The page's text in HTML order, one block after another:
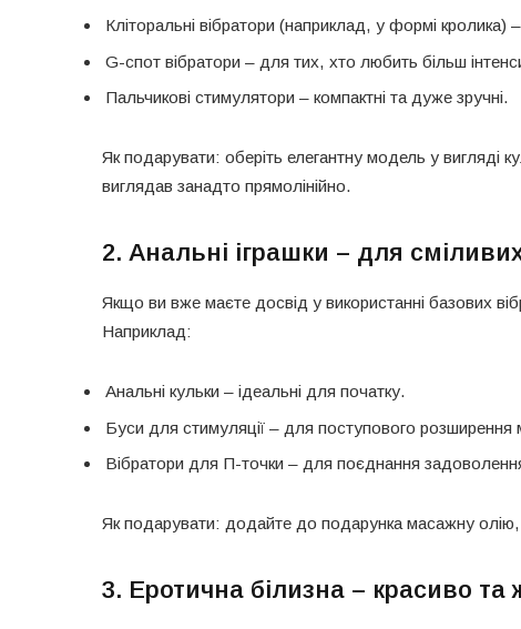
Кліторальні вібратори (наприклад, у формі кролика) –
G-спот вібратори – для тих, хто любить більш
Пальчикові стимулятори – компактні та дуже зручні.
Як подарувати: оберіть елегантну модель у вигляді
виглядав занадто прямолінійно.
2. Анальні іграшки – для
Якщо ви вже маєте досвід у використанні базових
Наприклад:
Анальні кульки – ідеальні для початку.
Буси для стимуляції – для поступового розширення
Вібратори для П-точки – для поєднання
Як подарувати: додайте до подарунка масажну
3. Еротична білизна – красиво та